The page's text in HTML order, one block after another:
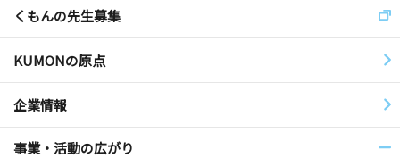
くもんの先生募集
KUMONの原点
企業情報
事業・活動の広がり